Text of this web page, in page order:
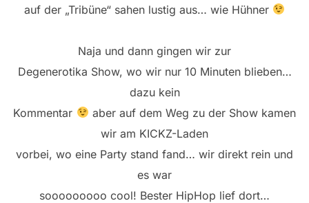
auf der „Tribüne“ sahen lustig aus… wie Hühner
Naja und dann gingen wir zur
Degenerotika Show, wo wir nur 10 Minuten blieben…
dazu kein
Kommentar
aber auf dem Weg zu der Show kamen
wir am KICKZ-Laden
vorbei, wo eine Party stand fand… wir direkt rein und
es war
sooooooooo cool! Bester HipHop lief dort…